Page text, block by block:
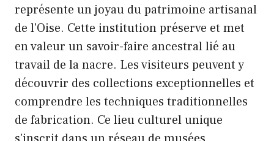
représente un joyau du patrimoine artisanal
de l'Oise. Cette institution préserve et met
en valeur un savoir-faire ancestral lié au
travail de la nacre. Les visiteurs peuvent y
découvrir des collections exceptionnelles et
comprendre les techniques traditionnelles
de fabrication. Ce lieu culturel unique